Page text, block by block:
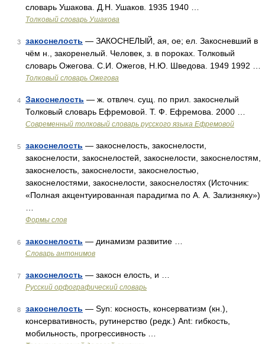
словарь Ушакова. Д.Н. Ушаков. 1935 1940 …
Толковый словарь Ушакова
3 закоснелость — ЗАКОСНЕЛЫЙ, ая, ое; ел. Закосневший в
чём н., закоренелый. Человек, з. в пороках. Толковый
словарь Ожегова. С.И. Ожегов, Н.Ю. Шведова. 1949 1992 …
Толковый словарь Ожегова
4 Закоснелость — ж. отвлеч. сущ. по прил. закоснелый
Толковый словарь Ефремовой. Т. Ф. Ефремова. 2000 …
Современный толковый словарь русского языка Ефремовой
5 закоснелость — закоснелость, закоснелости,
закоснелости, закоснелостей, закоснелости, закоснелостям,
закоснелость, закоснелости, закоснелостью,
закоснелостями, закоснелости, закоснелостях (Источник:
«Полная акцентуированная парадигма по А. А. Зализняку»)
Формы слов
6 закоснелость — динамизм развитие …
Словарь антонимов
7 закоснелость — закосн елость, и …
Русский орфографический словарь
8 закоснелость — Syn: косность, консерватизм (кн.),
консервативность, рутинерство (редк.) Ant: гибкость,
мобильность, прогрессивность …